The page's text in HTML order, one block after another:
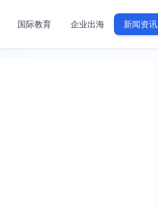
国际教育 企业出海 新闻资讯